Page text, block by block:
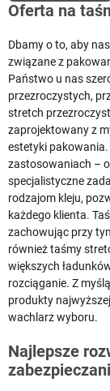
Oferta na
Dbamy o to, aby
związane z
Państwo u nas
przezroczystych,
stretch
zaprojektowany z
estetyki
zastosowaniach –
specjalistyczne
rodzajom kleju,
każdego klienta.
zachowując przy
również taśmy
większych
rozciąganie. Z
produkty
wachlarz wyboru.
Najlepsze